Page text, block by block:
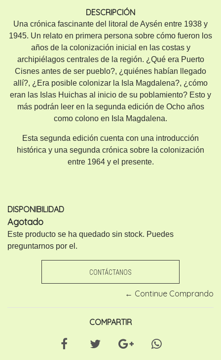
DESCRIPCIÓN
Una crónica fascinante del litoral de Aysén entre 1938 y
1945. Un relato en primera persona sobre cómo fueron los
años de la colonización inicial en las costas y
archipiélagos centrales de la región. ¿Qué era Puerto
Cisnes antes de ser pueblo?, ¿quiénes habían llegado
allí?, ¿Era posible colonizar la Isla Magdalena?, ¿cómo
eran las Islas Huichas al inicio de su poblamiento? Esto y
más podrán leer en la segunda edición de Ocho años
como colono en Isla Magdalena.
Esta segunda edición cuenta con una introducción
histórica y una segunda crónica sobre la colonización
entre 1964 y el presente.
DISPONIBILIDAD
Agotado
Este producto se ha quedado sin stock. Puedes
preguntarnos por el.
CONTÁCTANOS
← Continue Comprando
COMPARTIR